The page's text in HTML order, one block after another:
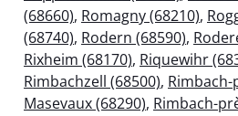
(68660), Romagny (68210),
(68740), Rodern (68590),
Rixheim (68170), Riquewihr
Rimbachzell (68500), Rimbach-
Masevaux (68290), Rimbach-